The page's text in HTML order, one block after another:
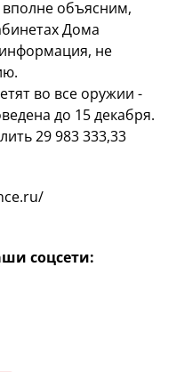
объясним,
Дома
не
во все оружии -
до 15 декабря.
29 983 333,33
соцсети: